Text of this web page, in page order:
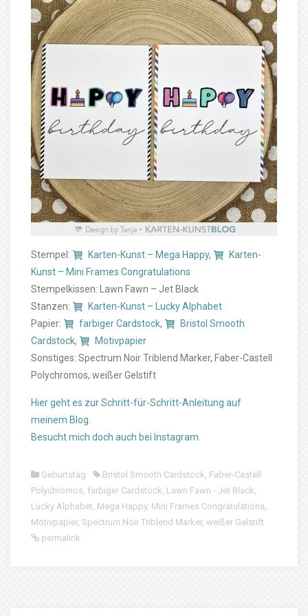
Stempel: Karten-Kunst – Mega Happy,
Karten-
Kunst – Mini Frames Congratulations
Stempelkissen: Lawn Fawn – Jet Black
Stanzen:
Karten-Kunst – Lucky Alphabet
Papier:
farbiger Cardstock,
Bristol Smooth
Cardstock,
Motivpapier
Sonstiges: Spectrum Noir Triblend Marker, Faber-Castell
Polychromos, weißer Gelstift
Hier geht es zur Schritt-für-Schritt-Anleitung auf
meinem Blog.
Besucht mich doch auch bei Instagram.
Geburtstag Bristol Smooth Cardstock, Faber-Castell
Polychromos, farbiger Cardstock, Lawn Fawn - Jet Black,
Lucky Alphabet, Mega Happy, Mini Frames Congratulations,
Motivpapier, Spectrum Noir Triblend Marker, weißer Gelstift
permalink